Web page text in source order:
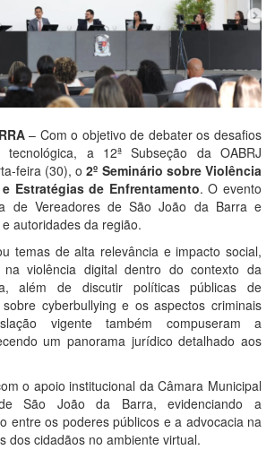
– Com o objetivo de debater os desafios
a 12ª Subseção da OABRJ
feira (30), o2º Seminário sobre Violência
Estratégias de Enfrentamento. O evento
de Vereadores de São João da Barra e
autoridades da região.
temas de alta relevância e impacto social,
violência digital dentro do contexto da
além de discutir políticas públicas de
cyberbullying e os aspectos criminais
vigente também compuseram a
um panorama jurídico detalhado aos
o apoio institucional da Câmara Municipal
São João da Barra, evidenciando a
entre os poderes públicos e a advocacia na
dos cidadãos no ambiente virtual.